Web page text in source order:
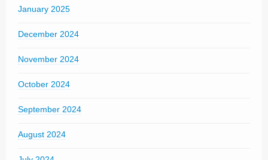
January 2025
December 2024
November 2024
October 2024
September 2024
August 2024